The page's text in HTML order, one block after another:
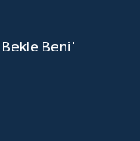
Beni'